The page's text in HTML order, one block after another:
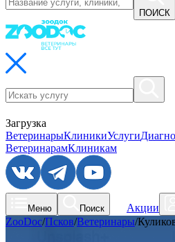
ПОИСК
Загрузка
ВетеринарыКлиникиУслуги
ВетеринарамКлиникам
Меню Поиск Акции
ZooDoc/Псков/Ветеринары/